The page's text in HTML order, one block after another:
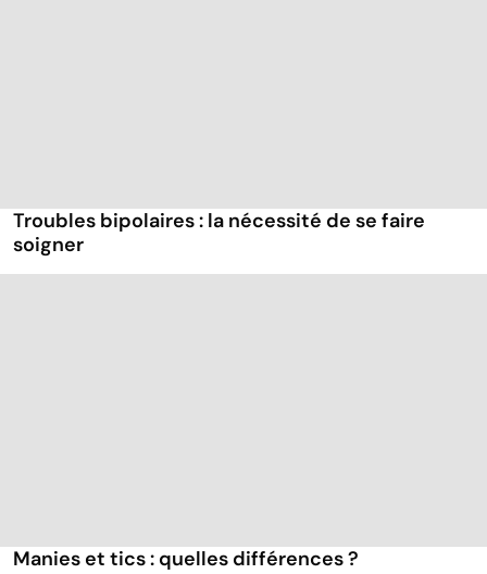
Troubles bipolaires : la nécessité de se faire
soigner
Manies et tics : quelles différences ?